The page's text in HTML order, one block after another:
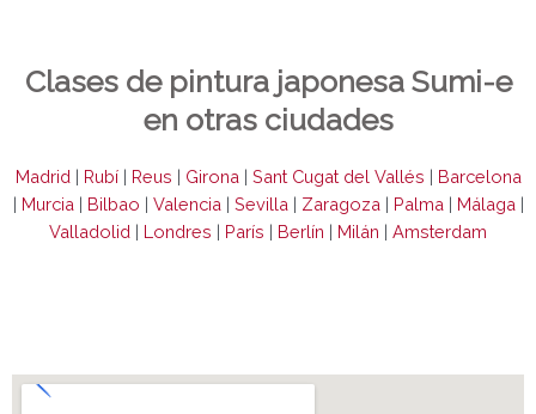
Clases de pintura japonesa Sumi-e
en otras ciudades
Madrid | Rubí| Reus | Girona | Sant Cugat del Vallés | Barcelona
| Murcia | Bilbao | Valencia | Sevilla | Zaragoza | Palma | Málaga |
Valladolid | Londres | París | Berlín | Milán | Amsterdam